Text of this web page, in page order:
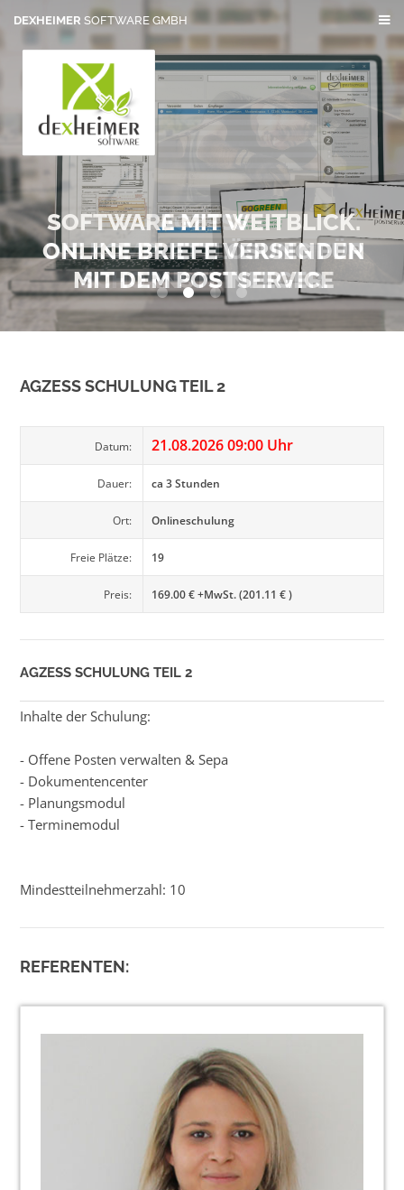
DEXHEIMER SOFTWARE GMBH
AGZESS
DIE KOMPLETTLÖSUNG FÜR
SCHORNSTEINFEGER.
SOFTWARE MIT WEITBLICK.
ONLINE BRIEFE VERSENDEN
MIT DEM POSTSERVICE
0 1 2 3
AGZESS SCHULUNG TEIL 2
Datum: 21.08.2026 09:00 Uhr
Dauer: ca 3 Stunden
Ort: Onlineschulung
Freie Plätze: 19
Preis: 169.00 € +MwSt. (201.11 € )
AGZESS SCHULUNG TEIL 2
Inhalte der Schulung:
- Offene Posten verwalten & Sepa
- Dokumentencenter
- Planungsmodul
- Terminemodul
Mindestteilnehmerzahl: 10
REFERENTEN: